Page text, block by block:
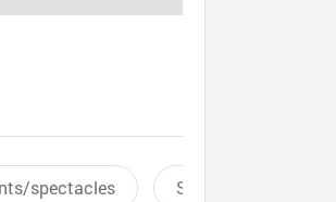
spectacles Sports aquatiques